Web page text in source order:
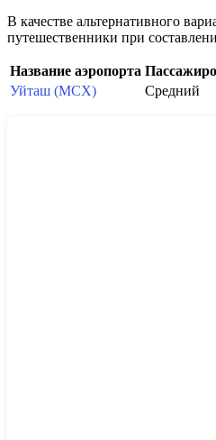
В качестве альтернативного
путешественники при
Название аэропорта
Уйташ (MCX)
Средний